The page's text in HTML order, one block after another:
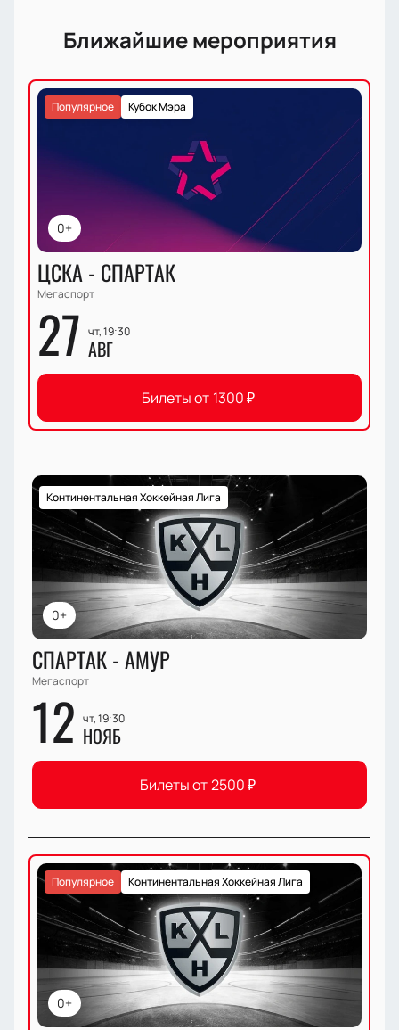
Ближайшие мероприятия
0+
Кубок Мэра
Популярное
ЦСКА - СПАРТАК
Мегаспорт
27 чт, 19:30
АВГ
Билеты от 1300₽
0+
Континентальная Хоккейная Лига
СПАРТАК - АМУР
Мегаспорт
12 чт, 19:30
НОЯБ
Билеты от2500₽
0+
Континентальная Хоккейная Лига
Популярное